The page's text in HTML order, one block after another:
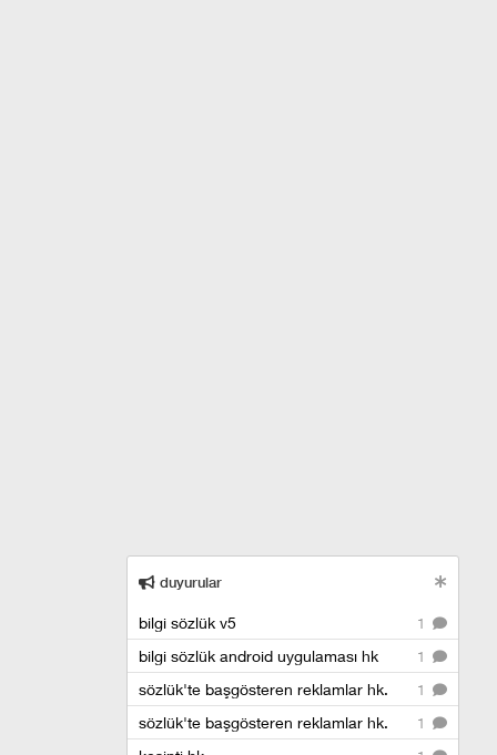
duyurular
1
bilgi sözlük v5
1
bilgi sözlük android uygulaması hk
1
sözlük'te başgösteren reklamlar hk.
1
sözlük'te başgösteren reklamlar hk.